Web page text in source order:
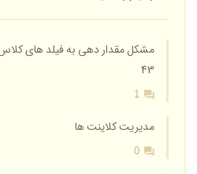
43
1
مدیریت کلاینت ها
0